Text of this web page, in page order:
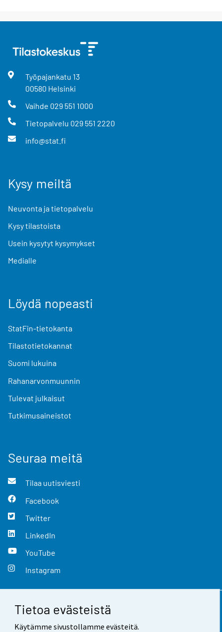
Tietoa evästeistä
Käytämme sivustollamme evästeitä.
Työpajankatu 13
00580 Helsinki
Vaihde 029 551 1000
Tietopalvelu 029 551 2220
info@stat.fi
Kysy meiltä
Neuvonta ja tietopalvelu
Kysy tilastoista
Usein kysytyt kysymykset
Medialle
Löydä nopeasti
StatFin-tietokanta
Tilastotietokannat
Suomi lukuina
Rahanarvonmuunnin
Tulevat julkaisut
Tutkimusaineistot
Seuraa meitä
Tilaa uutisviesti
Facebook
Twitter
LinkedIn
YouTube
Instagram
Yhteystiedot